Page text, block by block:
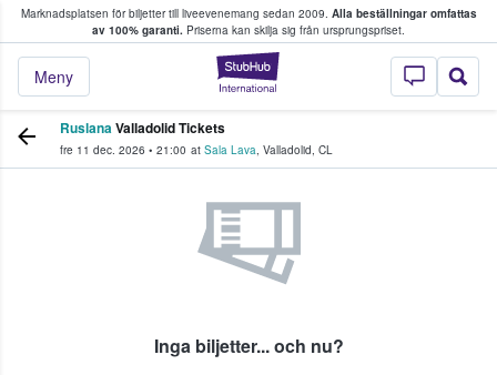
Marknadsplatsen för biljetter till liveevenemang sedan 2009. Alla beställningar omfattas
av 100% garanti. Priserna kan skilja sig från ursprungspriset.
StubHub – där
Meny
köper och säljer biljetter.
RuslanaValladolid Tickets
fre 11 dec. 2026 • 21:00 at Sala Lava, Valladolid, CL
Inga biljetter... och nu?